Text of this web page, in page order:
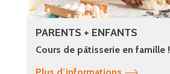
PARENTS + ENFANTS
Cours de pâtisserie en famille !